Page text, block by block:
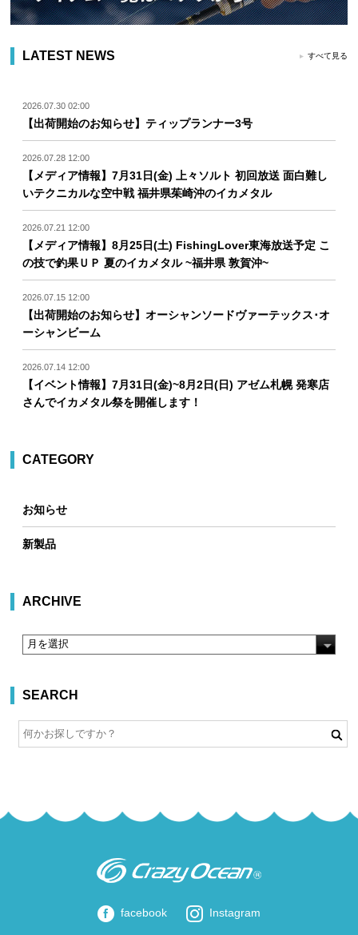
LATEST NEWS すべて見る
2026.07.30 02:00
【出荷開始のお知らせ】ティップランナー3号
2026.07.28 12:00
【メディア情報】7月31日(金) 上々ソルト 初回放送 面白難し
いテクニカルな空中戦 福井県茱崎沖のイカメタル
2026.07.21 12:00
【メディア情報】8月25日(土) FishingLover東海放送予定 こ
の技で釣果ＵＰ 夏のイカメタル ~福井県 敦賀沖~
2026.07.15 12:00
【出荷開始のお知らせ】オーシャンソードヴァーテックス･オ
ーシャンビーム
2026.07.14 12:00
【イベント情報】7月31日(金)~8月2日(日) アゼム札幌 発寒店
さんでイカメタル祭を開催します！
CATEGORY
お知らせ
新製品
ARCHIVE
SEARCH
facebook Instagram